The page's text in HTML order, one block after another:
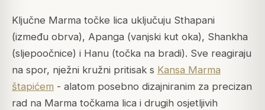
Ključne Marma točke lica uključuju Sthapani
(između obrva), Apanga (vanjski kut oka), Shankha
(sljepoočnice) i Hanu (točka na bradi). Sve reagiraju
na spor, nježni kružni pritisak s Kansa Marma
štapićem - alatom posebno dizajniranim za precizan
rad na Marma točkama lica i drugih osjetljivih